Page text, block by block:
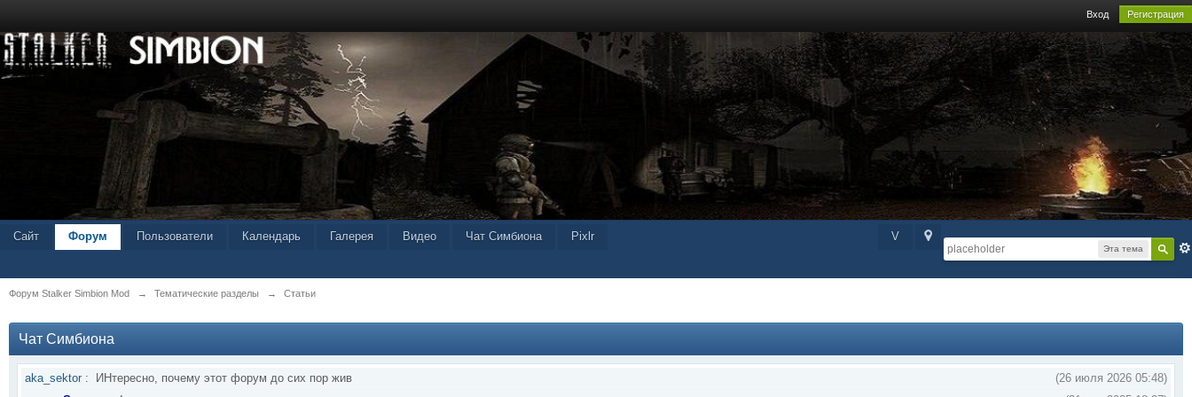
Вход Регистрация
Эта тема
V
Сайт Форум Пользователи Календарь Галерея Видео Чат Симбиона Pixlr
Форум Stalker Simbion Mod → Тематические разделы → Статьи
Чат Симбиона
aka_sektor : (26 июля 2026 05:48)
ИНтересно, почему этот форум до сих пор жив